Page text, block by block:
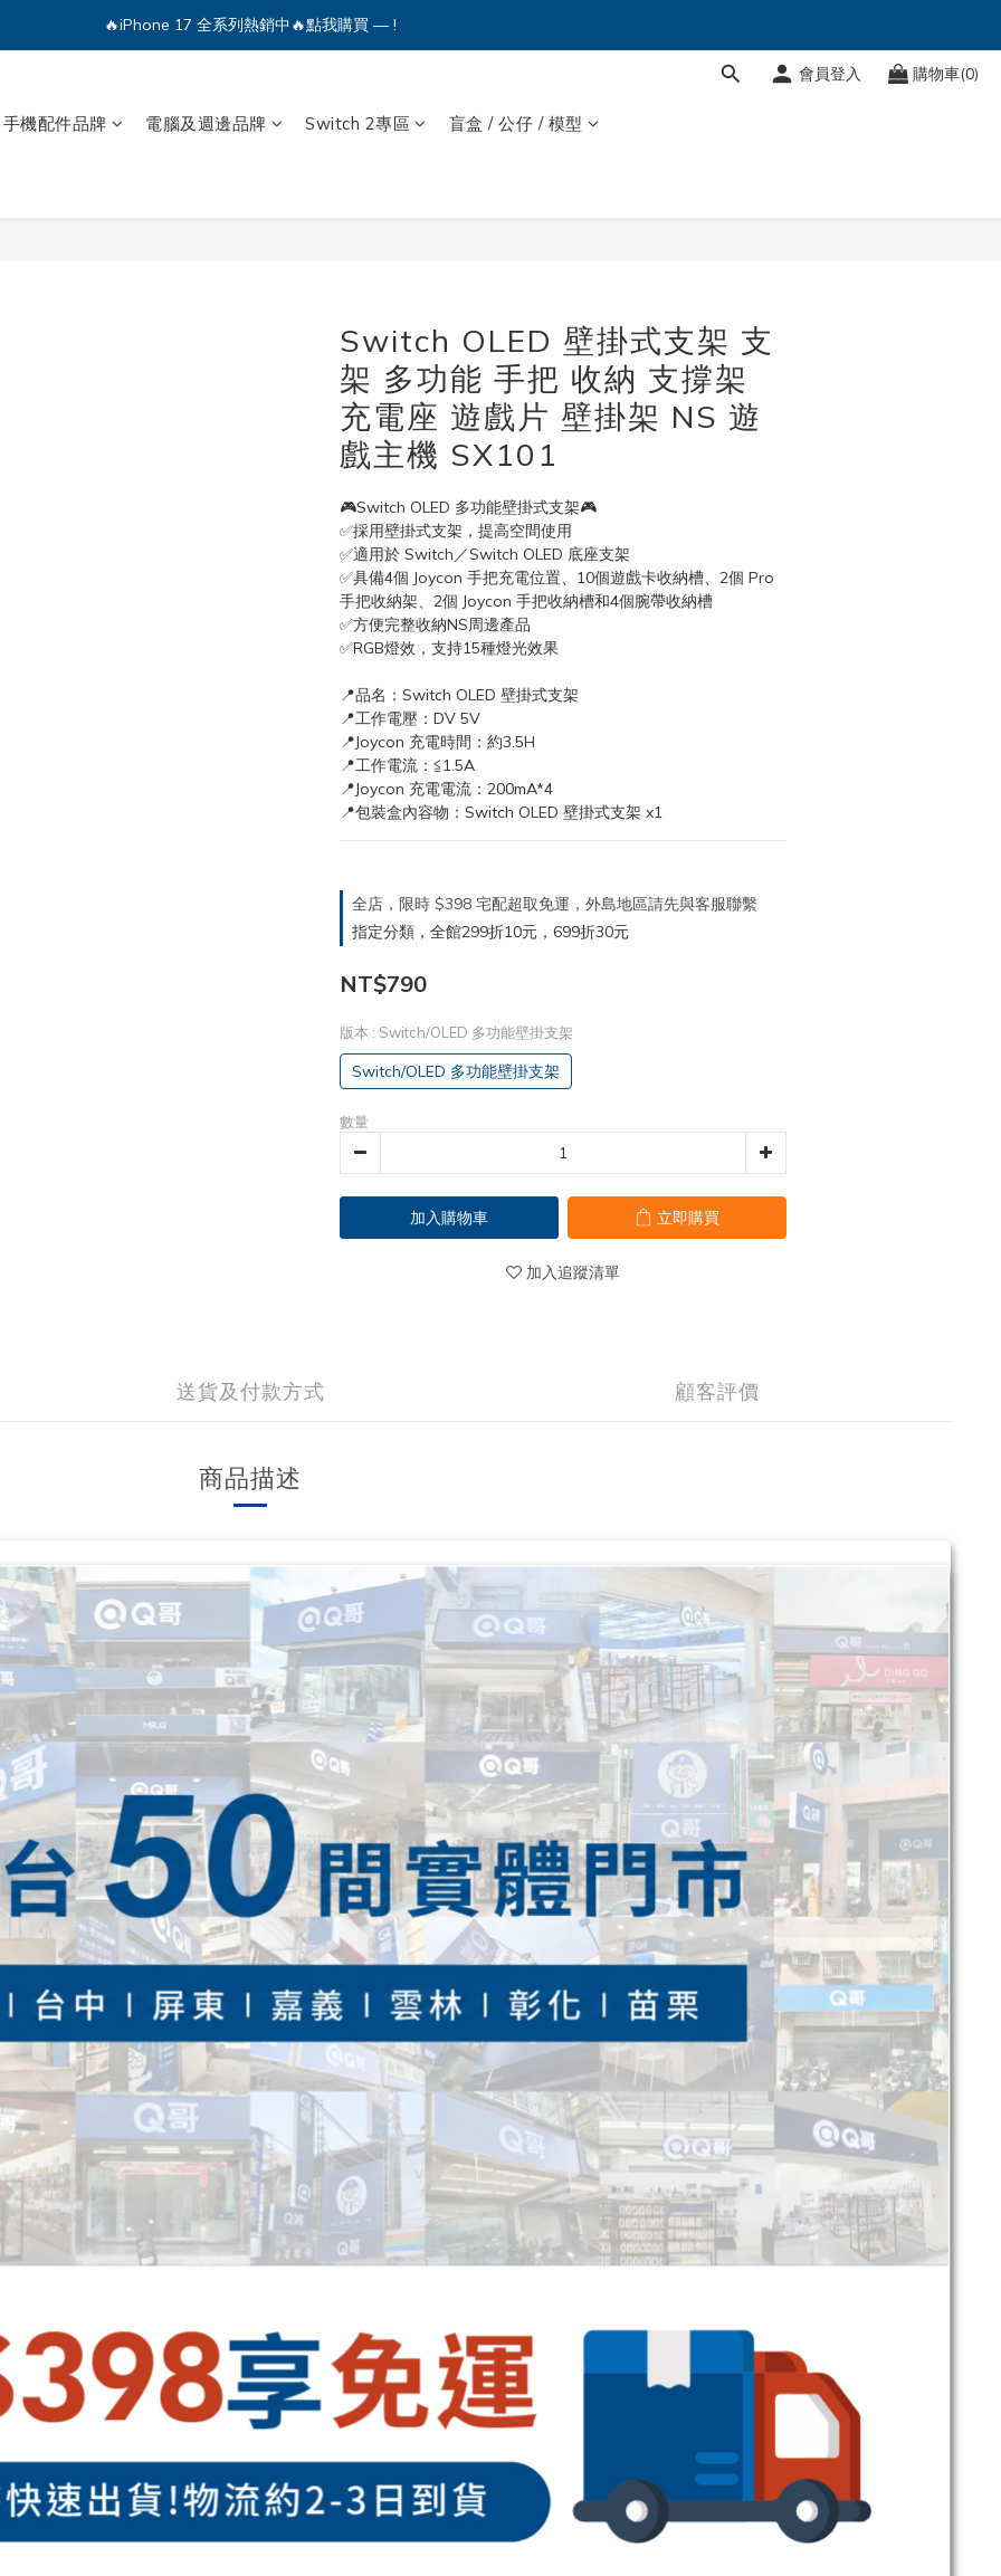
🔥iPhone 17 全系列熱銷中🔥點我購買 — !
🔥iPhone 17 全系列熱銷中🔥點我購買 — !
🔥iPhone 17 全系列熱銷中🔥點我購買 — !
會員登入 購物車(0)
手機配件品牌 電腦及週邊品牌 Switch 2專區 盲盒 / 公仔 / 模型
Switch OLED 壁掛式支架 支
架 多功能 手把 收納 支撐架
充電座 遊戲片 壁掛架 NS 遊
戲主機 SX101
🎮Switch OLED 多功能壁掛式支架🎮
✅採用壁掛式支架，提高空間使用
✅適用於 Switch／Switch OLED 底座支架
✅具備4個 Joycon 手把充電位置、10個遊戲卡收納槽、2個 Pro
手把收納架、2個 Joycon 手把收納槽和4個腕帶收納槽
✅方便完整收納NS周邊產品
✅RGB燈效，支持15種燈光效果
📍品名：Switch OLED 壁掛式支架
📍工作電壓：DV 5V
📍Joycon 充電時間：約3.5H
📍工作電流：≦1.5A
📍Joycon 充電電流：200mA*4
📍包裝盒內容物：Switch OLED 壁掛式支架 x1
全店，限時 $398 宅配超取免運，外島地區請先與客服聯繫
指定分類，全館299折10元，699折30元
NT$790
版本 : Switch/OLED 多功能壁掛支架
Switch/OLED 多功能壁掛支架
數量
加入購物車 立即購買
加入追蹤清單
送貨及付款方式 顧客評價
商品描述